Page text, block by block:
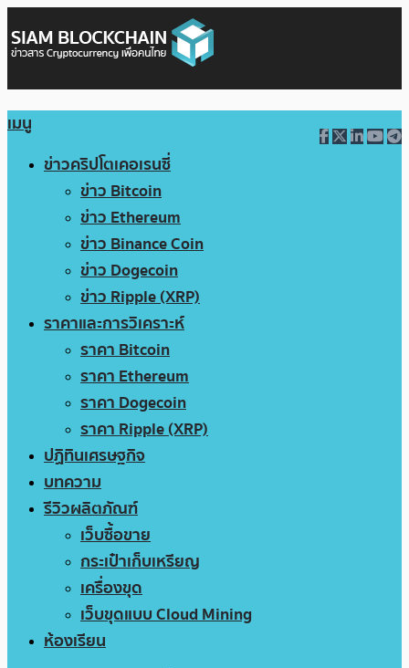
เมนู
ข่าวคริปโตเคอเรนซี่
ข่าว Bitcoin
ข่าว Ethereum
ข่าว Binance Coin
ข่าว Dogecoin
ข่าว Ripple (XRP)
ราคาและการวิเคราะห์
ราคา Bitcoin
ราคา Ethereum
ราคา Dogecoin
ราคา Ripple (XRP)
ปฏิทินเศรษฐกิจ
บทความ
รีวิวผลิตภัณฑ์
เว็บซื้อขาย
กระเป๋าเก็บเหรียญ
เครื่องขุด
เว็บขุดแบบ Cloud Mining
ห้องเรียน